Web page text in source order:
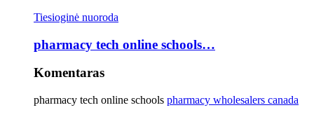
Tiesioginė nuoroda
pharmacy tech online schools…
Komentaras
pharmacy tech online schools pharmacy wholesalers canada